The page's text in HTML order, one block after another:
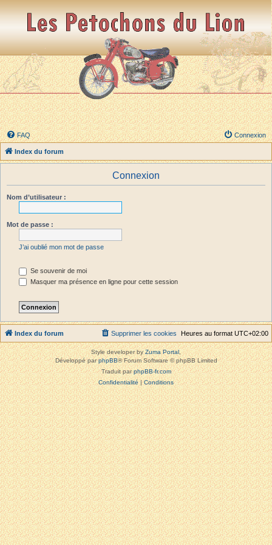
FAQ Connexion
Index du forum
Connexion
Nom d’utilisateur :
Mot de passe :
J’ai oublié mon mot de passe
Se souvenir de moi
Masquer ma présence en ligne pour cette session
Index du forum Heures au format UTC+02:00
Supprimer les cookies
Style developer byZuma Portal,
Développé parphpBB® Forum Software © phpBB Limited
Traduit parphpBB-fr.com
Confidentialité|Conditions